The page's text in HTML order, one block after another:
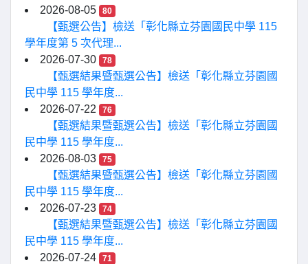
2026-08-05
80
【甄選公告】檢送「彰化縣立芬園國民中學 115
學年度第 5 次代理...
2026-07-30
78
【甄選結果暨甄選公告】檢送「彰化縣立芬園國
民中學 115 學年度...
2026-07-22
76
【甄選結果暨甄選公告】檢送「彰化縣立芬園國
民中學 115 學年度...
2026-08-03
75
【甄選結果暨甄選公告】檢送「彰化縣立芬園國
民中學 115 學年度...
2026-07-23
74
【甄選結果暨甄選公告】檢送「彰化縣立芬園國
民中學 115 學年度...
2026-07-24
71